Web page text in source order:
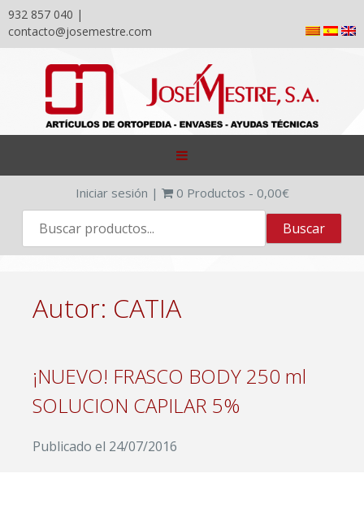
932 857 040 |
contacto@josemestre.com
content
Iniciar sesión | 0 Productos - 0,00€
Autor: CATIA
¡NUEVO! FRASCO BODY 250 ml
SOLUCION CAPILAR 5%
Publicado el 24/07/2016